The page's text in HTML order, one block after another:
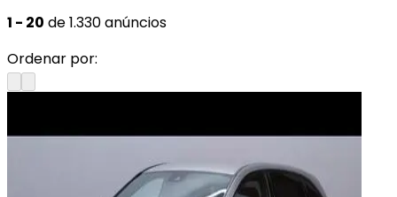
1 - 20 de 1.330 anúncios
Ordenar por: